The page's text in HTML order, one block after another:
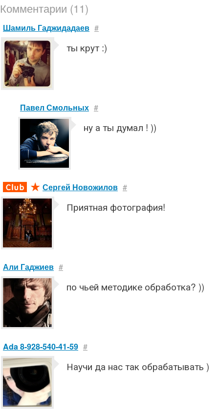
Комментарии (11)
Шамиль Гаджидадаев #
ты крут :)
Павел Смольных #
ну а ты думал ! ))
Сергей Новожилов #
Приятная фотография!
Али Гаджиев #
по чьей методике обработка? ))
Ada 8-928-540-41-59 #
Научи да нас так обрабатывать )